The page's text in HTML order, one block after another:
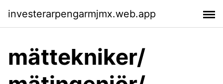
investerarpengarmjmx.web.app
mättekniker/